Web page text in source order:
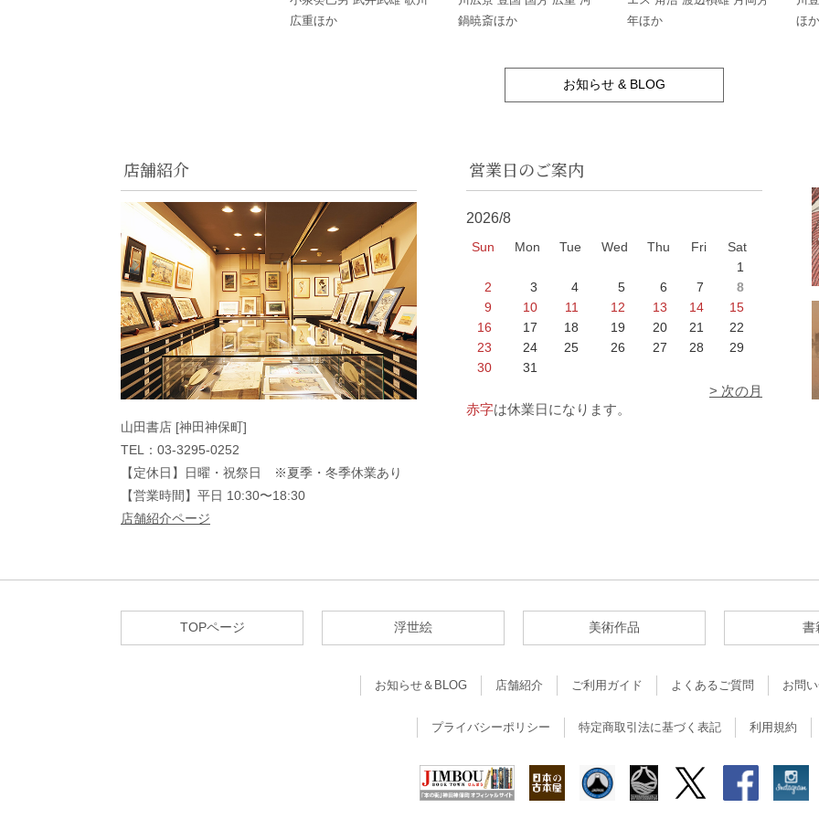
広重ほか
鍋暁斎ほか
年ほか
ほか
お知らせ & BLOG
店舗紹介
山田書店 [神田神保町]
TEL：03-3295-0252
【定休日】日曜・祝祭日 ※夏季・冬季休業あり
【営業時間】平日 10:30〜18:30
店舗紹介ページ
営業日のご案内
2026/8
Sun Mon Tue Wed Thu Fri
Sat
1
2
3 4 5 6 7
8
9
10 11 12 13 14
15
16
17 18 19 20 21
22
23
24 25 26 27 28
29
30
31
> 次の月
赤字は休業日になります。
TOPページ 浮世絵 美術作品 書
お知らせ＆BLOG 店舗紹介 ご利用ガイド よくあるご質問 お問
プライバシーポリシー 特定商取引法に基づく表記 利用規約